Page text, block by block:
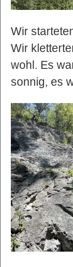
Wir
Wir
wohl. Es
sonnig, es